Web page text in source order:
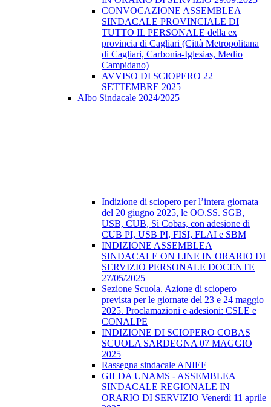
CONVOCAZIONE ASSEMBLEA
SINDACALE PROVINCIALE DI
TUTTO IL PERSONALE della ex
provincia di Cagliari (Città Metropolitana
di Cagliari, Carbonia-Iglesias, Medio
Campidano)
AVVISO DI SCIOPERO 22
SETTEMBRE 2025
Albo Sindacale 2024/2025
Indizione di sciopero per l’intera giornata
del 20 giugno 2025, le OO.SS. SGB,
USB, CUB, Sì Cobas, con adesione di
CUB PI, USB PI, FISI, FLAI e SBM
INDIZIONE ASSEMBLEA
SINDACALE ON LINE IN ORARIO DI
SERVIZIO PERSONALE DOCENTE
27/05/2025
Sezione Scuola. Azione di sciopero
prevista per le giornate del 23 e 24 maggio
2025. Proclamazioni e adesioni: CSLE e
CONALPE
INDIZIONE DI SCIOPERO COBAS
SCUOLA SARDEGNA 07 MAGGIO
2025
Rassegna sindacale ANIEF
GILDA UNAMS - ASSEMBLEA
SINDACALE REGIONALE IN
ORARIO DI SERVIZIO Venerdì 11 aprile